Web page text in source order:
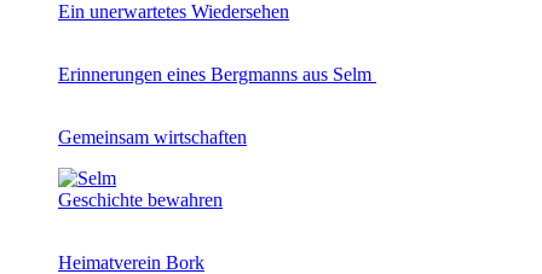
Ein unerwartetes Wiedersehen
Erinnerungen eines Bergmanns aus Selm
Gemeinsam wirtschaften
Geschichte bewahren
Heimatverein Bork